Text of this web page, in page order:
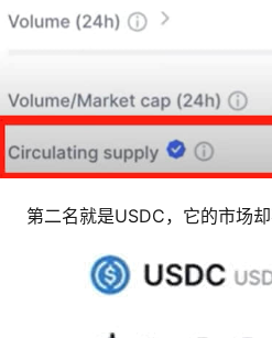
第二名就是USDC，它的市场